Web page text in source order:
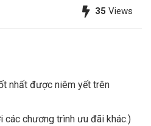
35 Views
nhất được niêm yết trên
các chương trình ưu đãi khác.)